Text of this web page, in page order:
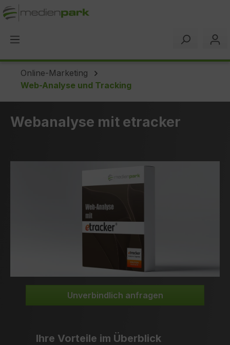
springen
Online-Marketing
Web-Analyse und Tracking
Webanalyse mit etracker
Unverbindlich anfragen
Ihre Vorteile im Überblick